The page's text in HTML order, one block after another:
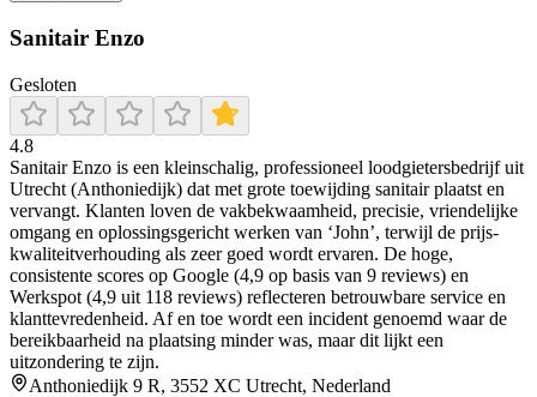
Sanitair Enzo
Gesloten
4.8
Sanitair Enzo is een kleinschalig, professioneel loodgietersbedrijf uit
Utrecht (Anthoniedijk) dat met grote toewijding sanitair plaatst en
vervangt. Klanten loven de vakbekwaamheid, precisie, vriendelijke
omgang en oplossingsgericht werken van ‘John’, terwijl de prijs-
kwaliteitverhouding als zeer goed wordt ervaren. De hoge,
consistente scores op Google (4,9 op basis van 9 reviews) en
Werkspot (4,9 uit 118 reviews) reflecteren betrouwbare service en
klanttevredenheid. Af en toe wordt een incident genoemd waar de
bereikbaarheid na plaatsing minder was, maar dit lijkt een
uitzondering te zijn.
Anthoniedijk 9 R, 3552 XC Utrecht, Nederland